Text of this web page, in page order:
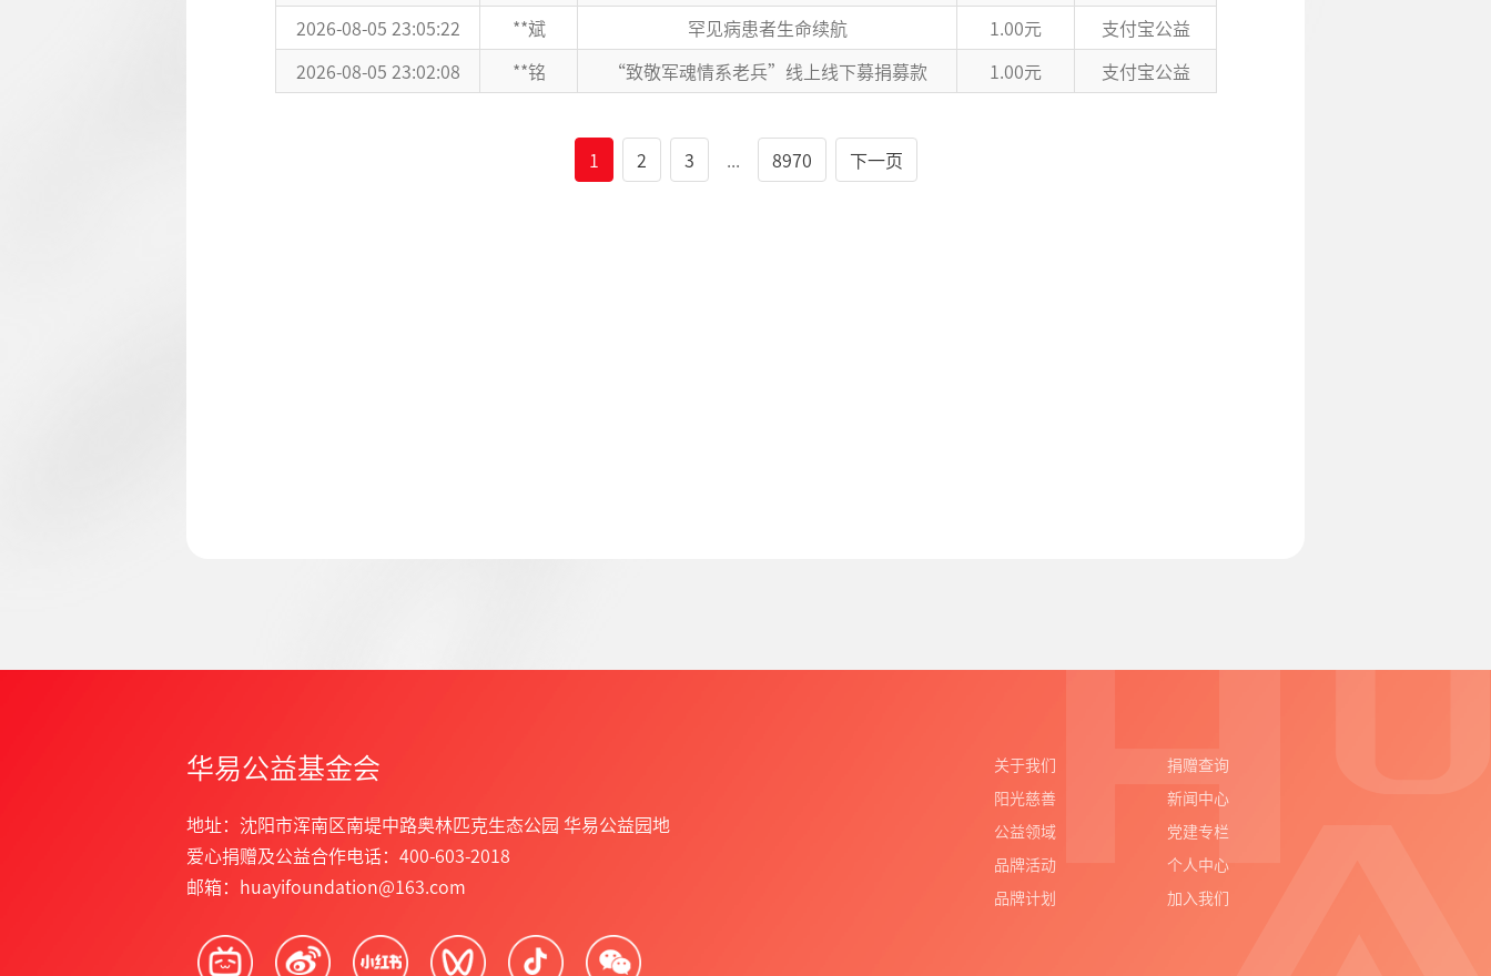
2026-08-05 23:05:22
**斌 罕见病患者生命续航 1.00元
支付宝公益
2026-08-05 23:02:08
**铭 “致敬军魂情系老兵”线上线下募捐募款 1.00元 支付宝公益
1 2 3 ... 8970 下一页
华易公益基金会
地址：沈阳市浑南区南堤中路奥林匹克生态公园 华易公益园地
爱心捐赠及公益合作电话：400-603-2018
邮箱：huayifoundation@163.com
关于我们
阳光慈善
公益领域
品牌活动
品牌计划
捐赠查询
新闻中心
党建专栏
个人中心
加入我们